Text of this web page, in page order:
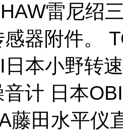
雷尼绍
器附件。
本小野转
计 日本
藤田水平仪